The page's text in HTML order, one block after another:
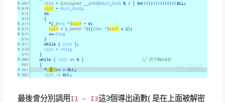
最後會分別調用I1 ~ I3這3個導出函數( 是在上面被解密